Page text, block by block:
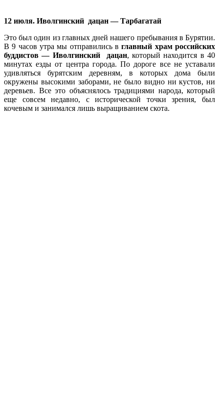
12 июля. Иволгинский дацан — Тарбагатай
Это был один из главных дней нашего пребывания в Бурятии.
В 9 часов утра мы отправились вглавный храм российских
буддистов — Иволгинский дацан, который находится в 40
минутах езды от центра города. По дороге все не уставали
удивляться бурятским деревням, в которых дома были
окружены высокими заборами, не было видно ни кустов, ни
деревьев. Все это объяснялось традициями народа, который
еще совсем недавно, с исторической точки зрения, был
кочевым и занимался лишь выращиванием скота.